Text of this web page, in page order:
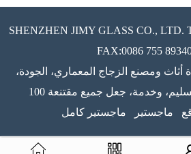
SHENZHEN JIMY GLASS CO., LTD.
FAX:0086 755
ومصنع الزجاج المعماري، الجودة،
ماجستير ماجستير كامل